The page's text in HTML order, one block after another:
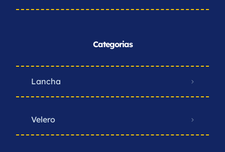
Categorias
Lancha
Velero